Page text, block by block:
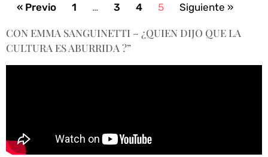
« Previo 1 … 3 4 5 Siguiente »
CON EMMA SANGUINETTI – ¿QUIEN DIJO QUE LA
CULTURA ES ABURRIDA ?”